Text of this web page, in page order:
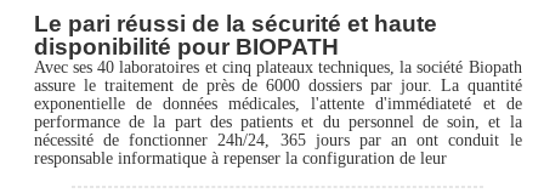
Le pari réussi de la sécurité et haute
disponibilité pour BIOPATH
Avec ses 40 laboratoires et cinq plateaux techniques, la société Biopath
assure le traitement de près de 6000 dossiers par jour. La quantité
exponentielle de données médicales, l'attente d'immédiateté et de
performance de la part des patients et du personnel de soin, et la
nécessité de fonctionner 24h/24, 365 jours par an ont conduit le
responsable informatique à repenser la configuration de leur